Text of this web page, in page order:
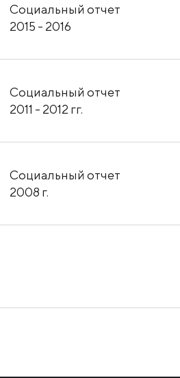
Социальный отчет
2015 - 2016
Социальный отчет
2011 - 2012 гг.
Социальный отчет
2008 г.
Инвесторам